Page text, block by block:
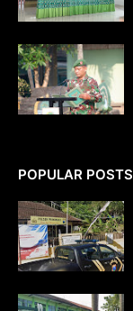
POPULAR POSTS